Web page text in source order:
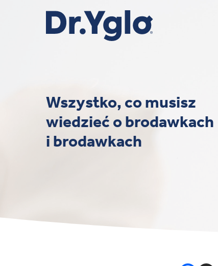
Wszystko, co musisz
wiedzieć o brodawkach
i brodawkach